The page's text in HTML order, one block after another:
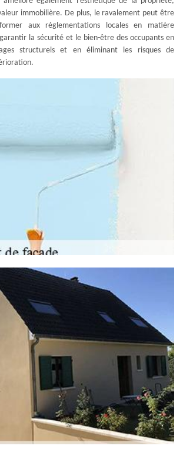
immobilière. De plus, le ravalement peut être
aux réglementations locales en matière
la sécurité et le bien-être des occupants en
structurels et en éliminant les risques de